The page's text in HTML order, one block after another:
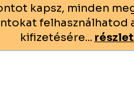
kapsz, minden
felhasználhatod
kifizetésére...